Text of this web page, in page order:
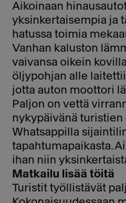
Aikoinaan
yksinkertaisempia ja
hatussa toimia
Vanhan kaluston
vaivansa oikein
öljypohjan alle
jotta auton moottori
Paljon on vettä
nykypäivänä turistien
Whatsappilla
tapahtumapaikasta.
ihan niin
Matkailu lisää töitä
Turistit työllistävät